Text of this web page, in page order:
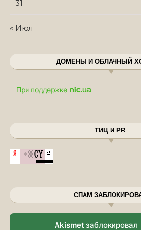
31
« Июл
ДОМЕНЫ И ОБЛАЧНЫЙ
ТИЦ И PR
СПАМ
Akismet заблокировал